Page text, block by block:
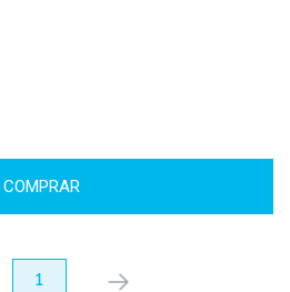
COMPRAR
1 próximo